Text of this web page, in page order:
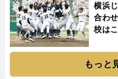
横浜
合わ
校は
もっと